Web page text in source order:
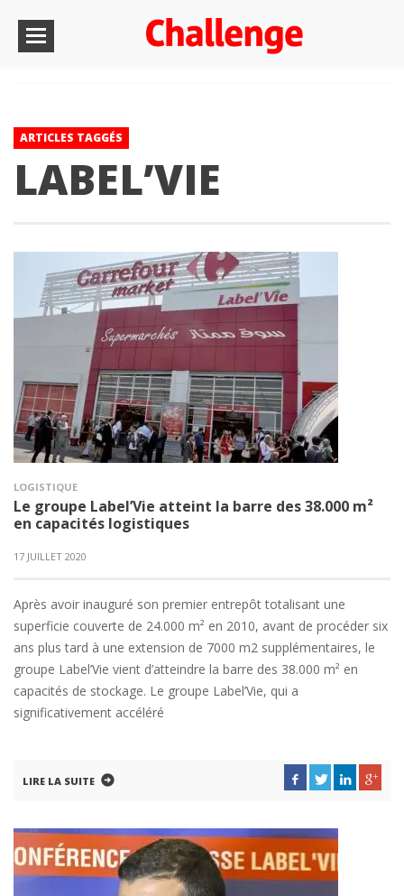
ARTICLES TAGGÉS
LABEL’VIE
LOGISTIQUE
Le groupe Label’Vie atteint la barre des 38.000 m²
en capacités logistiques
17 JUILLET 2020
Après avoir inauguré son premier entrepôt totalisant une
superficie couverte de 24.000 m² en 2010, avant de procéder six
ans plus tard à une extension de 7000 m2 supplémentaires, le
groupe Label’Vie vient d’atteindre la barre des 38.000 m² en
capacités de stockage. Le groupe Label’Vie, qui a
significativement accéléré
LIRE LA SUITE